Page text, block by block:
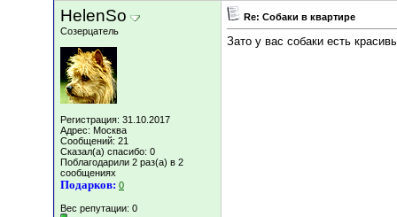
HelenSo
Созерцатель
Регистрация: 31.10.2017
Адрес: Москва
Сообщений: 21
Сказал(а) спасибо: 0
Поблагодарили 2 раз(а) в 2
сообщениях
Подарков: 0
Вес репутации: 0
Re: Собаки в квартире
Зато у вас собаки есть